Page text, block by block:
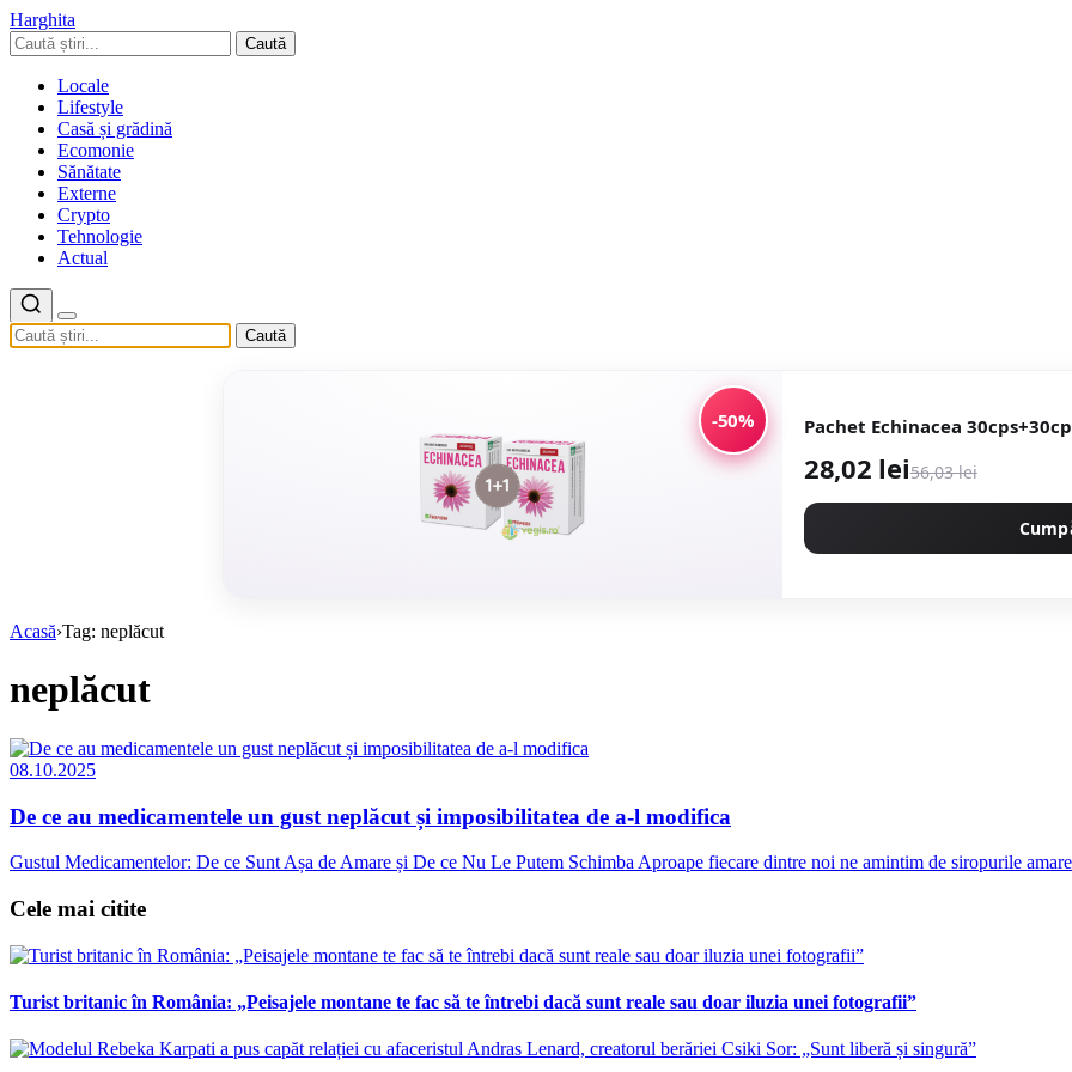
Harghita
Caută
Locale
Lifestyle
Casă și grădină
Ecomonie
Sănătate
Externe
Crypto
Tehnologie
Actual
Caută
-50% Pachet Echinacea
28,02 lei56,03 lei
Acasă›Tag: neplăcut
neplăcut
08.10.2025
De ce au medicamentele un gust neplăcut și imposibilitatea de a-l modifica
Gustul Medicamentelor: De ce Sunt Așa de Amare și De ce Nu Le Putem Schimba Aproape fiecare dintre noi ne amintim de siropurile
Cele mai citite
Turist britanic în România: „Peisajele montane te fac să te întrebi dacă sunt reale sau doar iluzia unei fotografii”